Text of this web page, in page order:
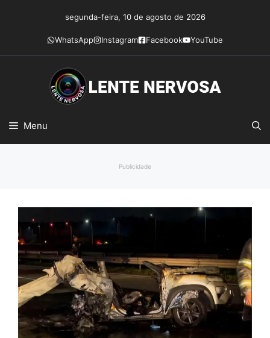
conteúdo
segunda-feira, 10 de agosto de 2026
WhatsApp Instagram Facebook YouTube
Menu
Publicidade